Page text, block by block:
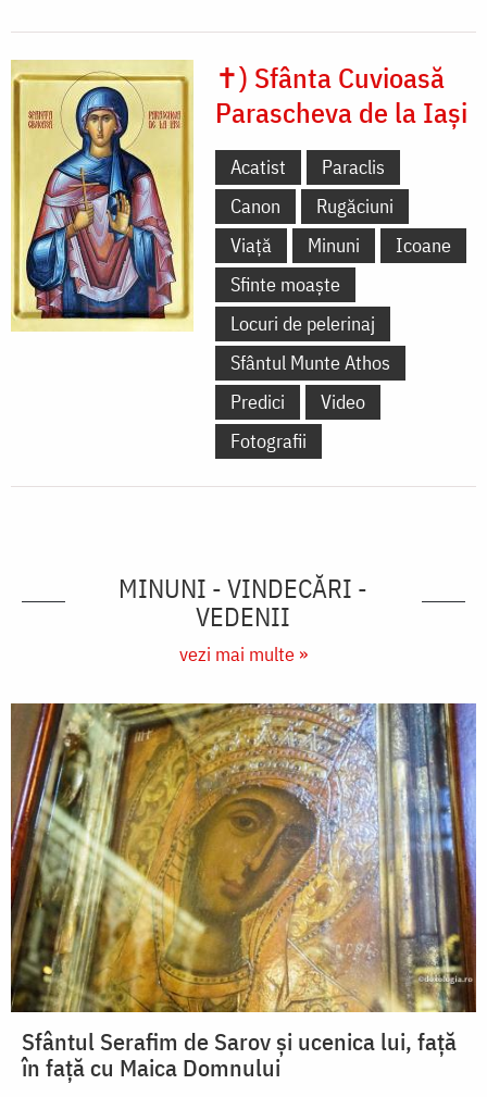
✝) Sfânta Cuvioasă
Parascheva de la Iași
Acatist
Paraclis
Canon
Rugăciuni
Viață
Minuni
Icoane
Sfinte moaște
Locuri de pelerinaj
Sfântul Munte Athos
Predici
Video
Fotografii
MINUNI - VINDECĂRI -
VEDENII
vezi mai multe »
Sfântul Serafim de Sarov și ucenica lui, față
în față cu Maica Domnului